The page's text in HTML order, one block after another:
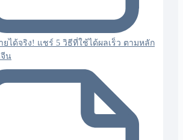
ยได้จริง! แชร์ 5 วิธีที่ใช้ได้ผลเร็ว ตามหลัก
น